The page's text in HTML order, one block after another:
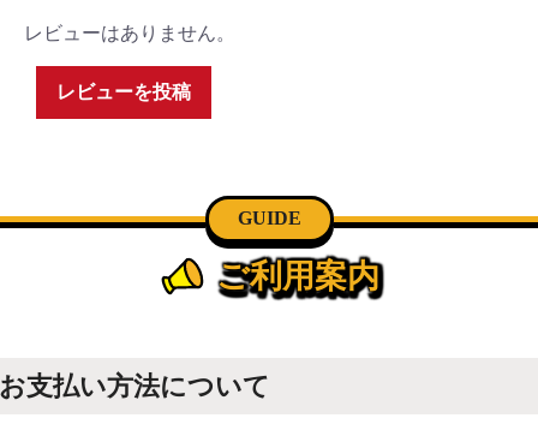
レビューはありません。
レビューを投稿
GUIDE
ご利用案内
お支払い方法について